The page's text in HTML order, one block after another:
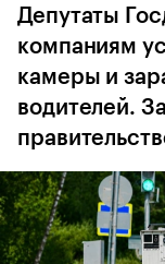
Депутаты
компаниям
камеры и
водителей.